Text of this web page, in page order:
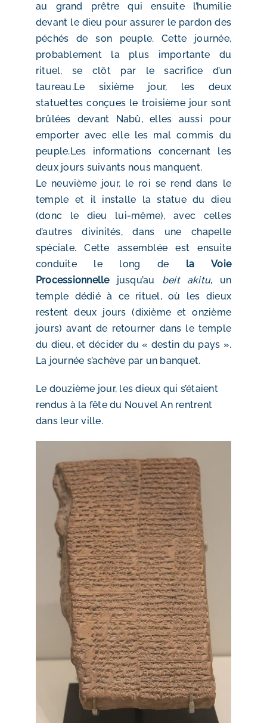
au grand prêtre qui ensuite l’humilie
devant le dieu pour assurer le pardon des
péchés de son peuple. Cette journée,
probablement la plus importante du
rituel, se clôt par le sacrifice d’un
taureau.Le sixième jour, les deux
statuettes conçues le troisième jour sont
brûlées devant Nabû, elles aussi pour
emporter avec elle les mal commis du
peuple.Les informations concernant les
deux jours suivants nous manquent.
Le neuvième jour, le roi se rend dans le
temple et il installe la statue du dieu
(donc le dieu lui-même), avec celles
d’autres divinités, dans une chapelle
spéciale. Cette assemblée est ensuite
conduite le long de la Voie
Processionnellejusqu’au beit akitu, un
temple dédié à ce rituel, où les dieux
restent deux jours (dixième et onzième
jours) avant de retourner dans le temple
du dieu, et décider du « destin du pays ».
La journée s’achève par un banquet.
Le douzième jour, les dieux qui s’étaient
rendus à la fête du Nouvel An rentrent
dans leur ville.